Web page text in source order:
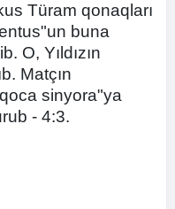
Türam qonaqları
buna
O, Yıldızın
Matçın
sinyora"ya
- 4:3.